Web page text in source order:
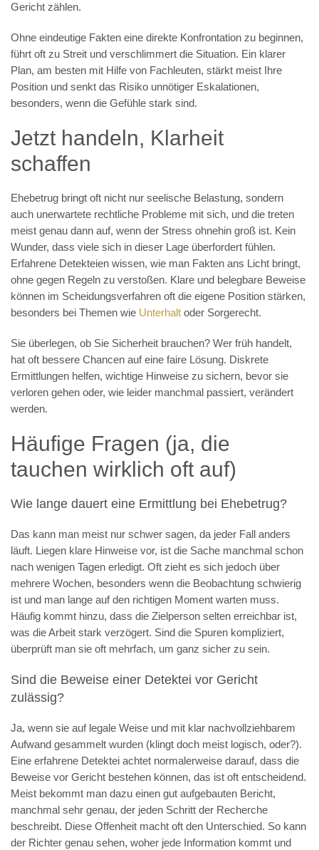
Gericht zählen.
Ohne eindeutige Fakten eine direkte Konfrontation zu beginnen,
führt oft zu Streit und verschlimmert die Situation. Ein klarer
Plan, am besten mit Hilfe von Fachleuten, stärkt meist Ihre
Position und senkt das Risiko unnötiger Eskalationen,
besonders, wenn die Gefühle stark sind.
Jetzt handeln, Klarheit
schaffen
Ehebetrug bringt oft nicht nur seelische Belastung, sondern
auch unerwartete rechtliche Probleme mit sich, und die treten
meist genau dann auf, wenn der Stress ohnehin groß ist. Kein
Wunder, dass viele sich in dieser Lage überfordert fühlen.
Erfahrene Detekteien wissen, wie man Fakten ans Licht bringt,
ohne gegen Regeln zu verstoßen. Klare und belegbare Beweise
können im Scheidungsverfahren oft die eigene Position stärken,
besonders bei Themen wie Unterhalt oder Sorgerecht.
Sie überlegen, ob Sie Sicherheit brauchen? Wer früh handelt,
hat oft bessere Chancen auf eine faire Lösung. Diskrete
Ermittlungen helfen, wichtige Hinweise zu sichern, bevor sie
verloren gehen oder, wie leider manchmal passiert, verändert
werden.
Häufige Fragen (ja, die
tauchen wirklich oft auf)
Wie lange dauert eine Ermittlung bei Ehebetrug?
Das kann man meist nur schwer sagen, da jeder Fall anders
läuft. Liegen klare Hinweise vor, ist die Sache manchmal schon
nach wenigen Tagen erledigt. Oft zieht es sich jedoch über
mehrere Wochen, besonders wenn die Beobachtung schwierig
ist und man lange auf den richtigen Moment warten muss.
Häufig kommt hinzu, dass die Zielperson selten erreichbar ist,
was die Arbeit stark verzögert. Sind die Spuren kompliziert,
überprüft man sie oft mehrfach, um ganz sicher zu sein.
Sind die Beweise einer Detektei vor Gericht
zulässig?
Ja, wenn sie auf legale Weise und mit klar nachvollziehbarem
Aufwand gesammelt wurden (klingt doch meist logisch, oder?).
Eine erfahrene Detektei achtet normalerweise darauf, dass die
Beweise vor Gericht bestehen können, das ist oft entscheidend.
Meist bekommt man dazu einen gut aufgebauten Bericht,
manchmal sehr genau, der jeden Schritt der Recherche
beschreibt. Diese Offenheit macht oft den Unterschied. So kann
der Richter genau sehen, woher jede Information kommt und